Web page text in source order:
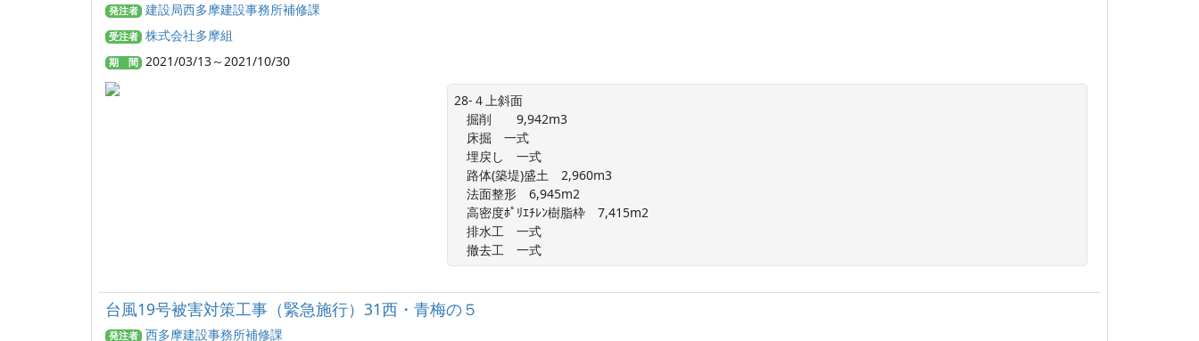
発注者 建設局西多摩建設事務所補修課
受注者 株式会社多摩組
期 間 2021/03/13～2021/10/30
28-４上斜面
掘削　　9,942m3
床掘　一式
埋戻し　一式
路体(築堤)盛土　2,960m3
法面整形　6,945m2
高密度ﾎﾟﾘｴﾁﾚﾝ樹脂枠　7,415m2
排水工　一式
撤去工　一式
台風19号被害対策工事（緊急施行）31西・青梅の５
発注者 西多摩建設事務所補修課